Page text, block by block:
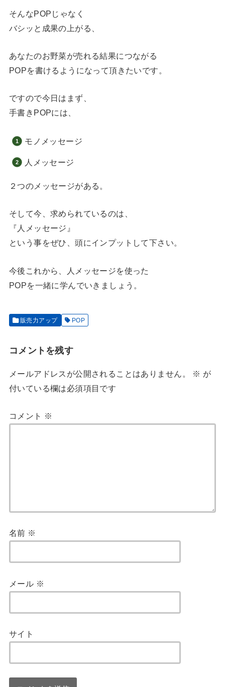
そんなPOPじゃなく
バシッと成果の上がる、
あなたのお野菜が売れる結果につながる
POPを書けるようになって頂きたいです。
ですので今日はまず、
手書きPOPには、
モノメッセージ
人メッセージ
２つのメッセージがある。
そして今、求められているのは、
『人メッセージ』
という事をぜひ、頭にインプットして下さい。
今後これから、人メッセージを使った
POPを一緒に学んでいきましょう。
販売力アップ POP
コメントを残す
メールアドレスが公開されることはありません。 ※ が
付いている欄は必須項目です
コメント ※
名前 ※
メール ※
サイト